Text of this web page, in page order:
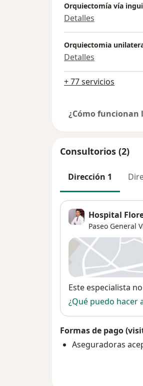
Orquiectomía vía
Detalles
Orquiectomia
Detalles
+ 77 servicios
¿Cómo funcionan
Consultorios (2)
Dirección 1
Hospital
Paseo General
Disponibilidad
Este especialista
¿Qué puedo hacer
Formas de pago
Aseguradoras